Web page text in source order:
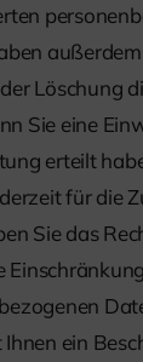
Löschung
Sie eine
erteilt
für die
Sie das
ein